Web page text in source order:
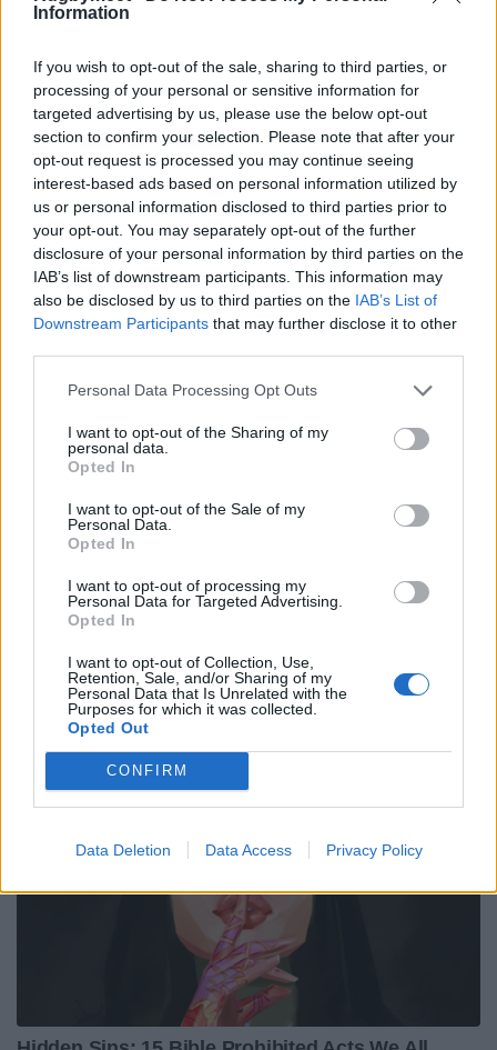
Information
If you wish to opt-out of the sale, sharing to third parties, or
processing of your personal or sensitive information for
targeted advertising by us, please use the below opt-out
section to confirm your selection. Please note that after your
opt-out request is processed you may continue seeing
interest-based ads based on personal information utilized by
us or personal information disclosed to third parties prior to
your opt-out. You may separately opt-out of the further
disclosure of your personal information by third parties on the
IAB’s list of downstream participants. This information may
also be disclosed by us to third parties on the IAB’s List of
Downstream Participants that may further disclose it to other
Personal Data Processing Opt Outs
I want to opt-out of the Sharing of my
personal data.
Opted In
I want to opt-out of the Sale of my
Personal Data.
Opted In
I want to opt-out of processing my
Personal Data for Targeted Advertising.
Opted In
I want to opt-out of Collection, Use,
Retention, Sale, and/or Sharing of my
Personal Data that Is Unrelated with the
Purposes for which it was collected.
Opted Out
CONFIRM
Data Deletion Data Access Privacy Policy
624.000 telespettatori (452.000 Tv8 e 190.000
Sky). Gli altri sono sotto le 600.000: Francia-
Italia 524.000 (360.000 + 164.000) e Italia-
Galles 575.000 (413.000 + 162.000). Un salto
negli ascolti si potrebbe fare transitando la
Nazionale su Rai 1 o Rai 2, ma questo per il
rugby(a differenza di calcio, volley, tennis e
altri sport) è ancora tabù, o qualcosa di
sporadico.